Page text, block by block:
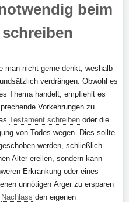
beim
man nicht gerne denkt, weshalb
verdrängen. Obwohl es
Thema handelt, empfiehlt es
Vorkehrungen zu
Testament schreiben oder die
von Todes wegen. Dies sollte
werden, schließlich
Alter ereilen, sondern kann
Erkrankung oder eines
unnötigen Ärger zu ersparen
Nachlass den eigenen